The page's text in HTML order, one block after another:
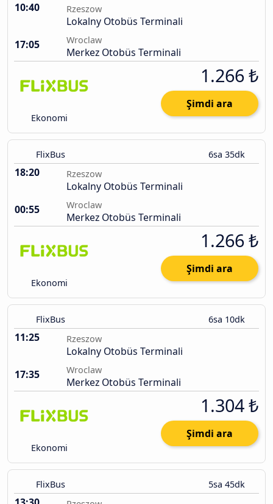
10:40 Rzeszow
Lokalny Otobüs Terminali
17:05
Wroclaw
Merkez Otobüs Terminali
Ekonomi
1.266 ₺
Şimdi ara
FlixBus 6sa 35dk
18:20 Rzeszow
Lokalny Otobüs Terminali
00:55
Wroclaw
Merkez Otobüs Terminali
Ekonomi
1.266 ₺
Şimdi ara
FlixBus 6sa 10dk
11:25 Rzeszow
Lokalny Otobüs Terminali
17:35
Wroclaw
Merkez Otobüs Terminali
Ekonomi
1.304 ₺
Şimdi ara
FlixBus 5sa 45dk